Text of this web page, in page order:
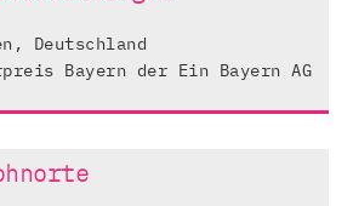
Deutschland
Bayern der Ein Bayern AG